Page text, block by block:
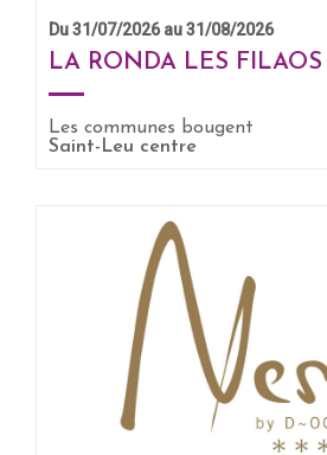
EN SAVOIR +
Du 31/07/2026 au 31/08/2026
LA RONDA LES FILAOS
Les communes bougent
Saint-Leu centre